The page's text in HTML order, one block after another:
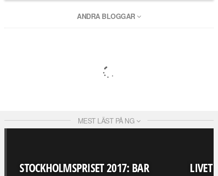
ANDRA BLOGGAR
MEST LÄST PÅ NG
STOCKHOLMSPRISET 2017: BAR LIVET